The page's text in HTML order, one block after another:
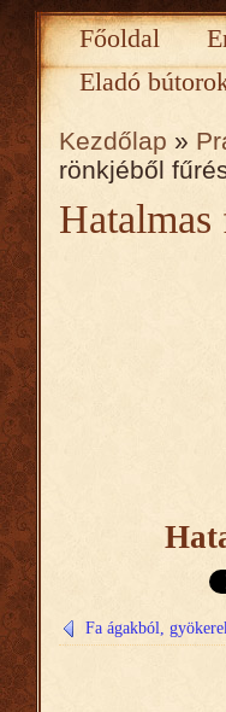
Főoldal
Eladó
Kezdőlap »
rönkjéből
Fa ágakból,